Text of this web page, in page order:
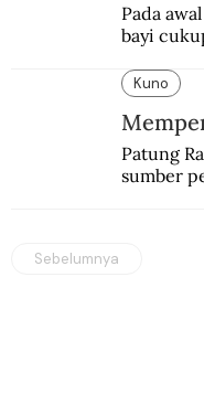
Pada
bayi
Kuno
Patung
sumber
Sebelumnya